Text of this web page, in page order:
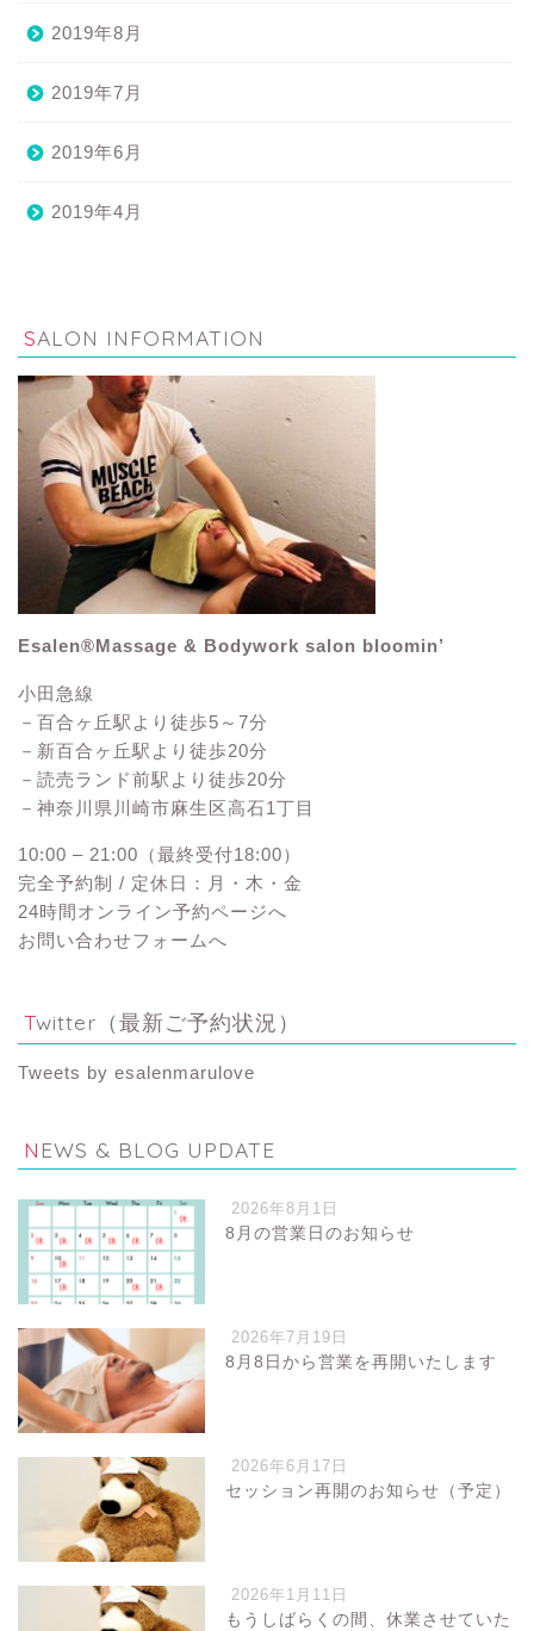
2019年8月
2019年7月
2019年6月
2019年4月
SALON INFORMATION
Esalen®Massage & Bodywork salon bloomin’
小田急線
－百合ヶ丘駅より徒歩5～7分
－新百合ヶ丘駅より徒歩20分
－読売ランド前駅より徒歩20分
－神奈川県川崎市麻生区高石1丁目
10:00 – 21:00（最終受付18:00）
完全予約制 / 定休日：月・木・金
24時間オンライン予約ページへ
お問い合わせフォームへ
Twitter（最新ご予約状況）
Tweets by esalenmarulove
NEWS & BLOG UPDATE
2026年8月1日
8月の営業日のお知らせ
2026年7月19日
8月8日から営業を再開いたします
2026年6月17日
セッション再開のお知らせ（予定）
2026年1月11日
もうしばらくの間、休業させていた